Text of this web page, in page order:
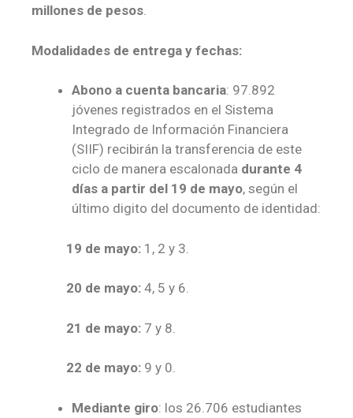
millones de pesos.
Modalidades de entrega y fechas:
Abono a cuenta bancaria: 97.892
jóvenes registrados en el Sistema
Integrado de Información Financiera
(SIIF) recibirán la transferencia de este
ciclo de manera escalonada durante 4
días a partir del 19 de mayo, según el
último digito del documento de identidad:
19 de mayo: 1, 2 y 3.
20 de mayo: 4, 5 y 6.
21 de mayo: 7 y 8.
22 de mayo: 9 y 0.
Mediante giro: los 26.706 estudiantes